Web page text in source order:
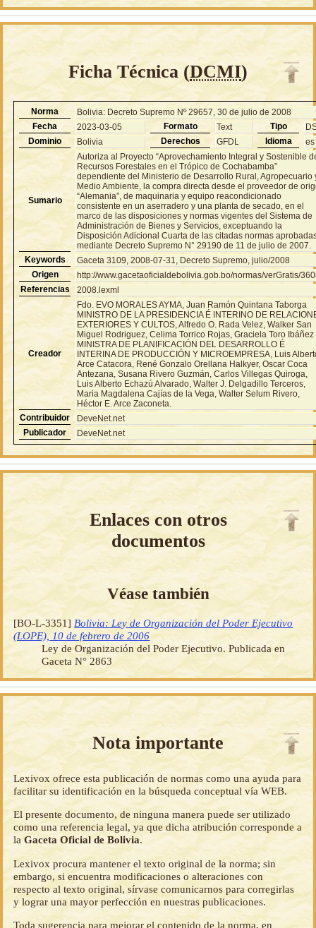
Ficha Técnica (DCMI)
Norma
Bolivia: Decreto Supremo Nº 29657, 30 de julio de 2008
Fecha
2023-03-05 Formato Text Tipo
Dominio
Bolivia Derechos GFDL Idioma es
Sumario
Autoriza al Proyecto “Aprovechamiento Integral y Sostenible
Recursos Forestales en el Trópico de Cochabamba”
dependiente del Ministerio de Desarrollo Rural, Agropecuario
Medio Ambiente, la compra directa desde el proveedor de
“Alemania”, de maquinaria y equipo reacondicionado
consistente en un aserradero y una planta de secado, en el
marco de las disposiciones y normas vigentes del Sistema de
Administración de Bienes y Servicios, exceptuando la
Disposición Adicional Cuarta de las citadas normas
mediante Decreto Supremo N° 29190 de 11 de julio de 2007.
Keywords
Gaceta 3109, 2008-07-31, Decreto Supremo, julio/2008
Origen
http://www.gacetaoficialdebolivia.gob.bo/normas/verGratis/
Referencias
2008.lexml
Creador
Fdo. EVO MORALES AYMA, Juan Ramón Quintana Taborga
MINISTRO DE LA PRESIDENCIA É INTERINO DE
EXTERIORES Y CULTOS, Alfredo O. Rada Velez, Walker San
Miguel Rodriguez, Celima Torrico Rojas, Graciela Toro Ibáñez
MINISTRA DE PLANIFICACIÓN DEL DESARROLLO É
INTERINA DE PRODUCCIÓN Y MICROEMPRESA, Luis
Arce Catacora, René Gonzalo Orellana Halkyer, Oscar Coca
Antezana, Susana Rivero Guzmán, Carlos Villegas Quiroga,
Luis Alberto Echazú Alvarado, Walter J. Delgadillo Terceros,
Maria Magdalena Cajías de la Vega, Walter Selum Rivero,
Héctor E. Arce Zaconeta.
Contribuidor
DeveNet.net
Publicador
DeveNet.net
Enlaces con otros
documentos
Véase también
[BO-L-3351] Bolivia: Ley de Organización del Poder Ejecutivo
(LOPE), 10 de febrero de 2006
Ley de Organización del Poder Ejecutivo. Publicada en
Gaceta N° 2863
Nota importante
Lexivox ofrece esta publicación de normas como una ayuda para
facilitar su identificación en la búsqueda conceptual vía WEB.
El presente documento, de ninguna manera puede ser utilizado
como una referencia legal, ya que dicha atribución corresponde a
laGaceta Oficial de Bolivia.
Lexivox procura mantener el texto original de la norma; sin
embargo, si encuentra modificaciones o alteraciones con
respecto al texto original, sírvase comunicarnos para corregirlas
y lograr una mayor perfección en nuestras publicaciones.
Toda sugerencia para mejorar el contenido de la norma, en